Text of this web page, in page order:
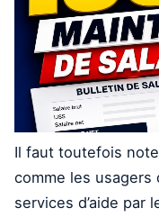
Il faut toutefois
comme les usagers
services d’aide par